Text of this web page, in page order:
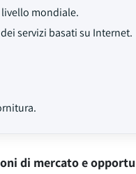
livello mondiale.
servizi basati su Internet.
di mercato e